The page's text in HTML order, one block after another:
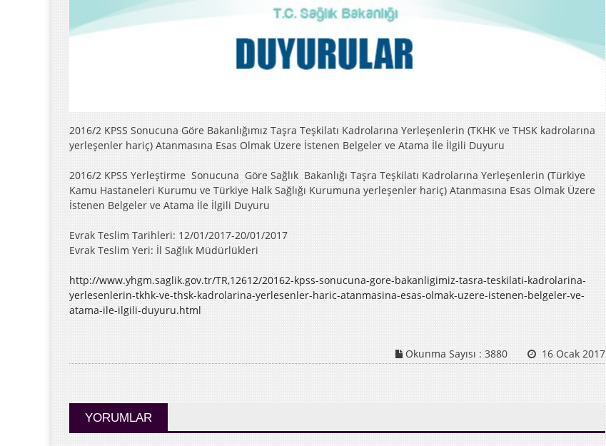
2016/2 KPSS Sonucuna Göre Bakanlığımız Taşra Teşkilatı Kadrolarına Yerleşenlerin (TKHK ve THSK kadrolarına
yerleşenler hariç) Atanmasına Esas Olmak Üzere İstenen Belgeler ve Atama İle İlgili Duyuru
2016/2 KPSS Yerleştirme Sonucuna Göre Sağlık Bakanlığı Taşra Teşkilatı Kadrolarına Yerleşenlerin (Türkiye
Kamu Hastaneleri Kurumu ve Türkiye Halk Sağlığı Kurumuna yerleşenler hariç) Atanmasına Esas Olmak Üzere
İstenen Belgeler ve Atama İle İlgili Duyuru
Evrak Teslim Tarihleri: 12/01/2017-20/01/2017
Evrak Teslim Yeri: İl Sağlık Müdürlükleri
http://www.yhgm.saglik.gov.tr/TR,12612/20162-kpss-sonucuna-gore-bakanligimiz-tasra-teskilati-kadrolarina-
yerlesenlerin-tkhk-ve-thsk-kadrolarina-yerlesenler-haric-atanmasina-esas-olmak-uzere-istenen-belgeler-ve-
atama-ile-ilgili-duyuru.html
Okunma Sayısı : 3880 16 Ocak 2017
YORUMLAR